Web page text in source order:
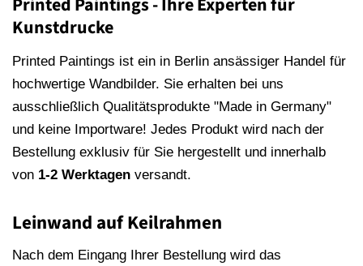
Kunstdrucke
Printed Paintings ist ein in Berlin ansässiger Handel für
hochwertige Wandbilder. Sie erhalten bei uns
ausschließlich Qualitätsprodukte "Made in Germany"
und keine Importware! Jedes Produkt wird nach der
Bestellung exklusiv für Sie hergestellt und innerhalb
von 1-2 Werktagen versandt.
Leinwand auf Keilrahmen
Nach dem Eingang Ihrer Bestellung wird das